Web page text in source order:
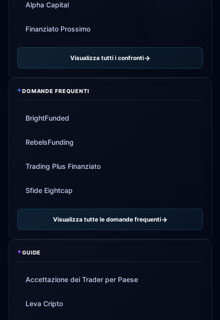
Alpha Capital
Finanziato Prossimo
Visualizza tutti i confronti
*DOMANDE FREQUENTI
BrightFunded
RebelsFunding
Trading Plus Finanziato
Sfide Eightcap
Visualizza tutte le domande frequenti
*GUIDE
Accettazione dei Trader per Paese
Leva Cripto